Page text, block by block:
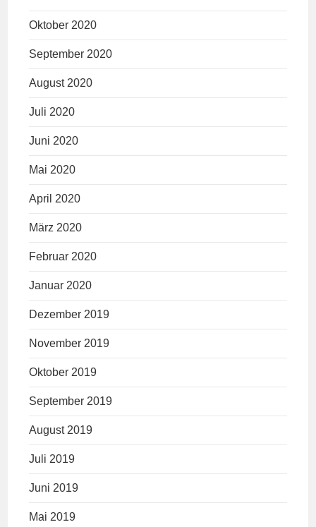
Oktober 2020
September 2020
August 2020
Juli 2020
Juni 2020
Mai 2020
April 2020
März 2020
Februar 2020
Januar 2020
Dezember 2019
November 2019
Oktober 2019
September 2019
August 2019
Juli 2019
Juni 2019
Mai 2019